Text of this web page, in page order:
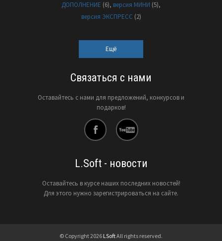
ДОПОЛНЕНИЕ (6) версия МИНИ (5)
версия ЭКСПРЕСС (2)
Ещё
Связаться с нами
Оставайтесь с нами для предложений, конкурсов и
подарков!
L.Soft - новости
Оставайтесь в курсе наших последних новостей!
Для этого нужно зарегистрироваться на сайте.
© Copyright 2026 LSoftAll rights reserved.